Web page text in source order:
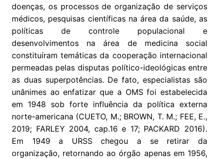
doenças, os processos de organização de serviços
médicos, pesquisas científicas na área da saúde, as
políticas de controle populacional e
desenvolvimentos na área de medicina social
constituíram temáticas da cooperação internacional
permeadas pelas disputas político-ideológicas entre
as duas superpotências. De fato, especialistas são
unânimes ao enfatizar que a OMS foi estabelecida
em 1948 sob forte influência da política externa
norte-americana (CUETO, M.; BROWN, T. M.; FEE, E.,
2019; FARLEY 2004, cap.16 e 17; PACKARD 2016).
Em 1949 a URSS chegou a se retirar da
organização, retornando ao órgão apenas em 1956,